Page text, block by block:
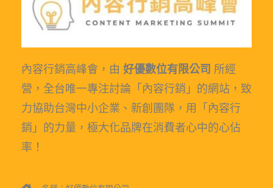
內容行銷高峰會，由 好優數位有限公司 所經
營，全台唯一專注討論「內容行銷」的網站，致
力協助台灣中小企業、新創團隊，用「內容行
銷」的力量，極大化品牌在消費者心中的心佔
率！